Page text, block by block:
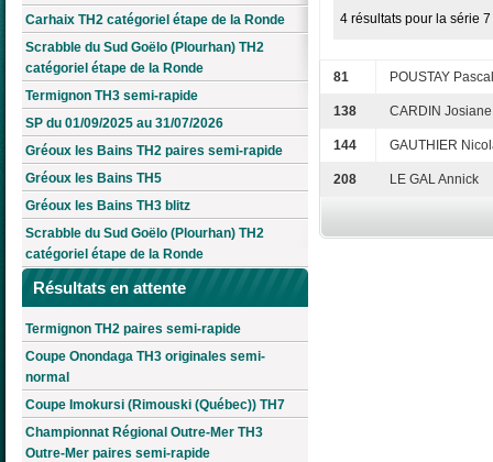
Carhaix TH2 catégoriel étape de la Ronde
Scrabble du Sud Goëlo (Plourhan) TH2
catégoriel étape de la Ronde
Termignon TH3 semi-rapide
SP du 01/09/2025 au 31/07/2026
Gréoux les Bains TH2 paires semi-rapide
Gréoux les Bains TH5
Gréoux les Bains TH3 blitz
Scrabble du Sud Goëlo (Plourhan) TH2
catégoriel étape de la Ronde
Résultats en attente
Termignon TH2 paires semi-rapide
Coupe Onondaga TH3 originales semi-
normal
Coupe Imokursi (Rimouski (Québec)) TH7
Championnat Régional Outre-Mer TH3
Outre-Mer paires semi-rapide
4 résultats pour la série 7
81 POUSTAY Pascal
138 CARDIN Josiane
144 GAUTHIER
208 LE GAL Annick